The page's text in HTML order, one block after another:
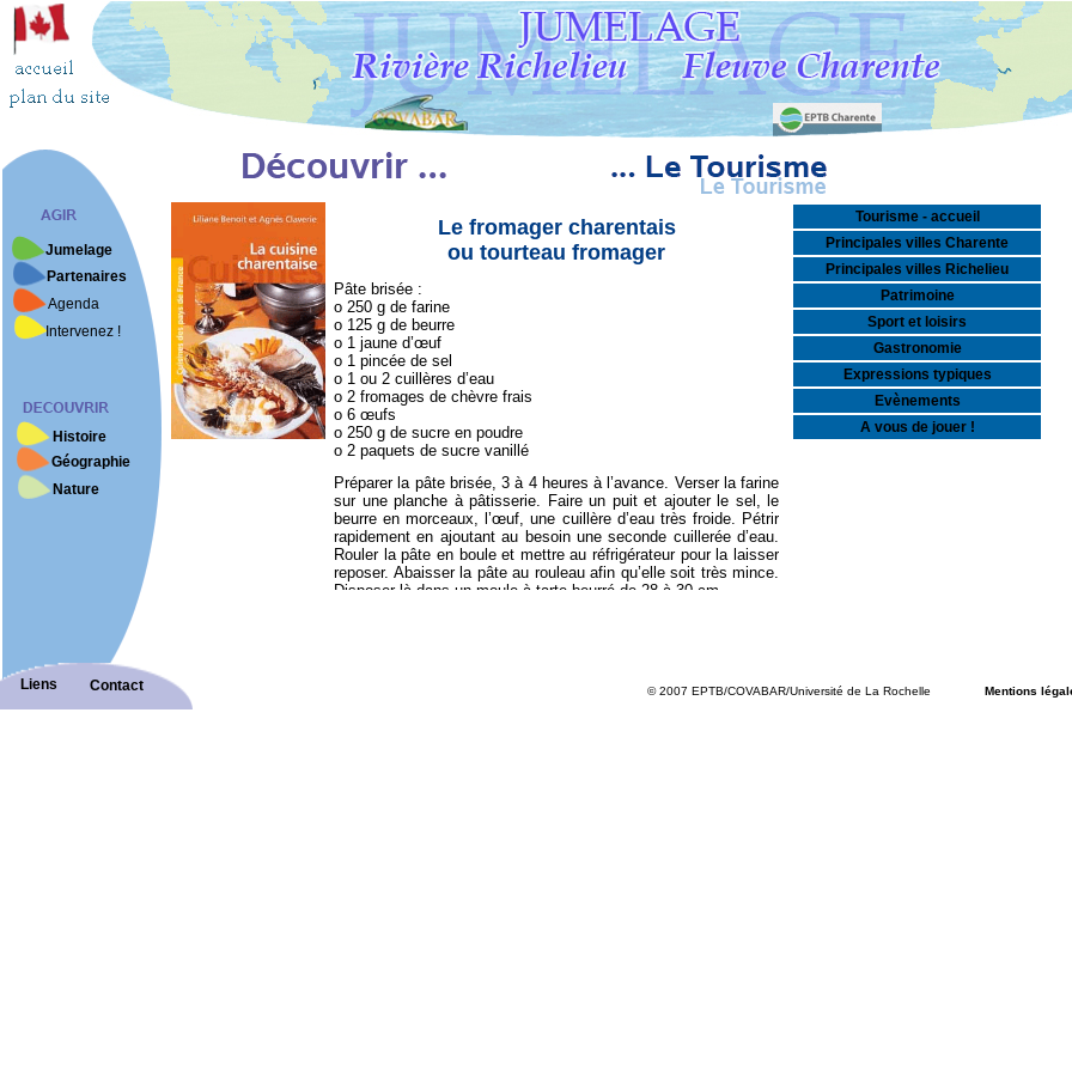
Tourisme - accueil
Principales villes Charente
Principales villes Richelieu
Patrimoine
Sport et loisirs
Gastronomie
Expressions typiques
Evènements
A vous de jouer !
Nature
Géographie
Histoire
Intervenez !
Partenaires
Jumelage
Agenda
Contact
Liens
Le fromager charentais
ou tourteau fromager
Pâte brisée :
o 250 g de farine
o 125 g de beurre
o 1 jaune d’œuf
o 1 pincée de sel
o 1 ou 2 cuillères d’eau
o 2 fromages de chèvre frais
o 6 œufs
o 250 g de sucre en poudre
o 2 paquets de sucre vanillé
Préparer la pâte brisée, 3 à 4 heures à l’avance. Verser la farine
sur une planche à pâtisserie. Faire un puit et ajouter le sel, le
beurre en morceaux, l’œuf, une cuillère d’eau très froide. Pétrir
rapidement en ajoutant au besoin une seconde cuillerée d’eau.
Rouler la pâte en boule et mettre au réfrigérateur pour la laisser
reposer. Abaisser la pâte au rouleau afin qu’elle soit très mince.
Disposer là dans un moule à tarte beurré de 28 à 30 cm.
moyen thermostat 7 de 35 à 40 min. Vérifier à 30 min avec la© 2007 EPTB/COVABAR/Université de La Rochelle Mentions